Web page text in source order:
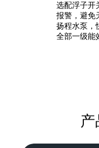
选配浮子开
报警，避免
扬程水泵，
全部一级能
产